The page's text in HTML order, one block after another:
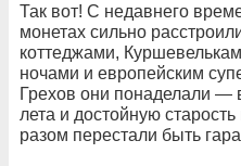
Так вот! С недавнего
монетах сильно
коттеджами,
ночами и европейским
Грехов они понаделали —
лета и достойную
разом перестали быть